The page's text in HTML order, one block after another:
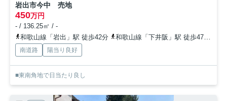
岩出市今中 売地
450万円
- / 136.25㎡ / -
和歌山線「岩出」駅 徒歩42分
和歌山線「下井阪」駅 徒歩47分
南道路 陽当り良好
■東南角地で日当たり良し